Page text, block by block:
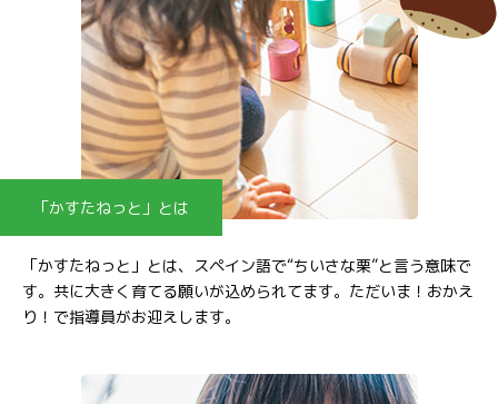
「かすたねっと」とは
「かすたねっと」とは、スペイン語で“ちいさな栗”と言う意味で
す。共に大きく育てる願いが込められてます。ただいま！おかえ
り！で指導員がお迎えします。